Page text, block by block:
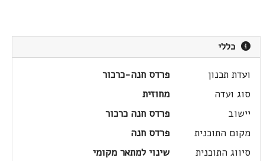
כללי
ועדת תכנון
פרדס חנה-כרכור
סוג ועדה
מחוזית
יישוב
פרדס חנה כרכור
מקום התוכנית
פרדס חנה
סיווג התוכנית
שינוי למתאר מקומי